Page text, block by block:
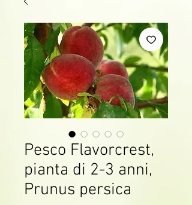
Pesco Flavorcrest,
pianta di 2-3 anni,
Prunus persica